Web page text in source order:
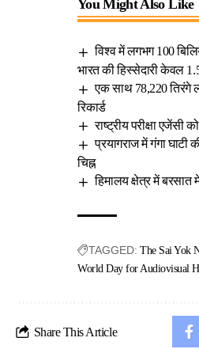
You Might Also Like
विश्व में लगभग 100
भारत की हिस्सेदारी केवल
एक साथ 78,220 तिरंगे
रिकार्ड
राष्ट्रीय परीक्षा एजेंसी
प्रयागराज में गंगा
चिह्न
हिमालय क्षेत्र में बरसात
TAGGED: The Sai Yok
World Day for Audiovisual
Share This Article